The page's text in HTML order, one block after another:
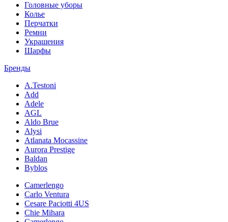
Головные уборы
Колье
Перчатки
Ремни
Украшения
Шарфы
Бренды
A.Testoni
Add
Adele
AGL
Aldo Brue
Alysi
Atlanata Mocassine
Aurora Prestige
Baldan
Byblos
Camerlengo
Carlo Ventura
Cesare Paciotti 4US
Chie Mihara